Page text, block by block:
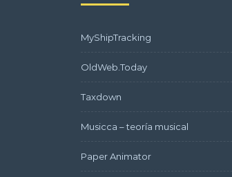
MyShipTracking
OldWeb.Today
Taxdown
Musicca – teoría musical
Paper Animator